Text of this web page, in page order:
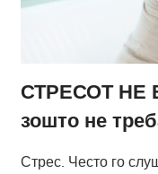
СТРЕСОТ НЕ
зошто не
Стрес. Често го